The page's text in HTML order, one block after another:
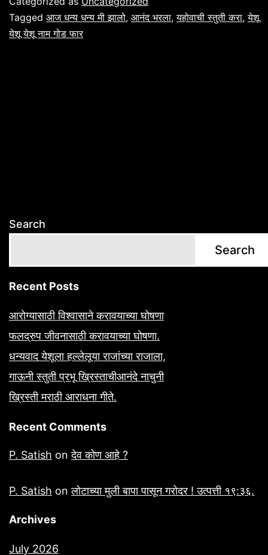
Tagged आज धन्य धन्य मी झालो, आनंद भरला,यहोवाची स्तुती करा,येशू
येशू येशू नाम गोड फार
Search
Search
Recent Posts
आरोग्यासाठी विश्वासाने करावयाच्या घोषणा
फलद्रुप जीवनासाठी करावयाच्या घोषणा.
धन्यवाद येशूला हल्लेलूया राजांच्या राजाला,
गाऊनी स्तुती प्रभू ख्रिस्ताचीआनंदे नाचुनी
ख्रिस्ती मराठी आराधना गीते.
Recent Comments
P. Satish onदेव कोण आहे ?
P. Satish onलोटाच्या मुली बापा पासून गरोदर ! उत्पत्ती १९:३६.
Archives
July 2026